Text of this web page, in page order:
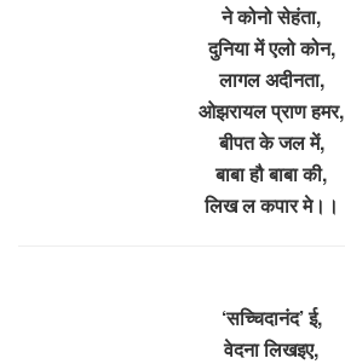
ने कोनो सेहंता,
दुनिया में एलो कोन,
लागल अदीनता,
ओझरायल प्राण हमर,
बीपत के जल में,
बाबा हौ बाबा की,
लिख ल कपार मे।।
‘सच्चिदानंद’ ई,
वेदना लिखइए,